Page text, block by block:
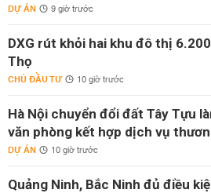
DỰ ÁN 9 giờ trước
DXG rút khỏi hai khu đô thị
Thọ
CHỦ ĐẦU TƯ 10 giờ trước
Hà Nội chuyển đổi đất Tây Tựu
văn phòng kết hợp dịch vụ
DỰ ÁN 10 giờ trước
Quảng Ninh, Bắc Ninh đủ điều